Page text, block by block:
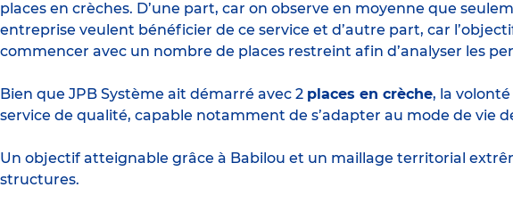
places en crèches. D’une part, car on observe en moyenne que
entreprise veulent bénéficier de ce service et d’autre part, car
commencer avec un nombre de places restreint afin d’analyser les
Bien que JPB Système ait démarré avec 2 places en crèche, la
service de qualité, capable notamment de s’adapter au mode de vie
Un objectif atteignable grâce à Babilou et un maillage territorial
structures.